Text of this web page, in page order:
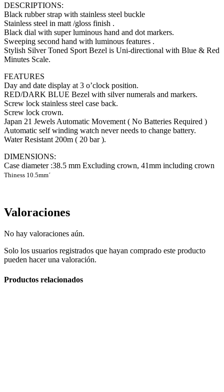
DESCRIPTIONS:
Black rubber strap with stainless steel buckle
Stainless steel in matt /gloss finish .
Black dial with super luminous hand and dot markers.
Sweeping second hand with luminous features .
Stylish Silver Toned Sport Bezel is Uni-directional with Blue & Red
Minutes Scale.
FEATURES
Day and date display at 3 o’clock position.
RED/DARK BLUE Bezel with silver numerals and markers.
Screw lock stainless steel case back.
Screw lock crown.
Japan 21 Jewels Automatic Movement ( No Batteries Required )
Automatic self winding watch never needs to change battery.
Water Resistant 200m ( 20 bar ).
DIMENSIONS:
Case diameter :38.5 mm Excluding crown, 41mm including crown
Thiness 10.5mm´
Valoraciones
No hay valoraciones aún.
Solo los usuarios registrados que hayan comprado este producto
pueden hacer una valoración.
Productos relacionados